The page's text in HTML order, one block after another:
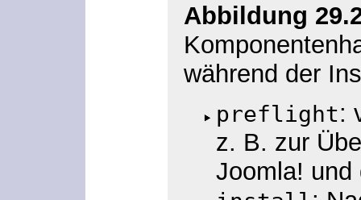
Abbildung
während der
preflight:
z. B. zur
Joomla! und